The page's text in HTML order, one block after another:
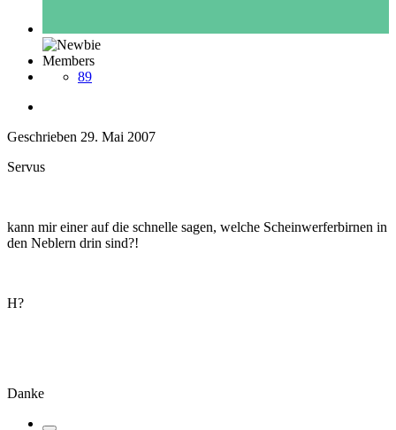
Members
89
Geschrieben 29. Mai 2007
Servus
kann mir einer auf die schnelle sagen, welche Scheinwerferbirnen in
den Neblern drin sind?!
H?
Danke